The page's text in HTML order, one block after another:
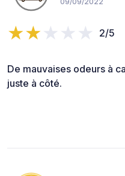
2/5
De mauvaises odeurs à
juste à côté.